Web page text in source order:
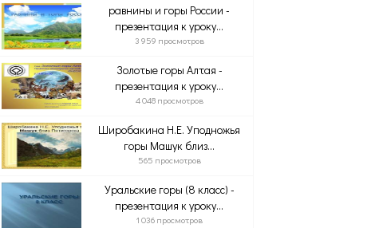
равнины и горы России -
презентация к уроку...
3 959 просмотров
Золотые горы Алтая -
презентация к уроку...
4 048 просмотров
Широбакина Н.Е. Уподножья
горы Машук близ...
565 просмотров
Уральские горы (8 класс) -
презентация к уроку...
1 036 просмотров